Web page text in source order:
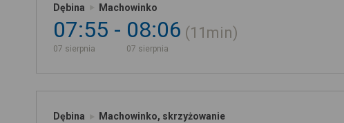
Dębina Machowinko
07:55
07 sierpnia
08:06
07 sierpnia
11min
Dębina Machowinko, skrzyżowanie